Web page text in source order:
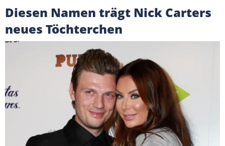
Diesen Namen trägt Nick Carters
neues Töchterchen